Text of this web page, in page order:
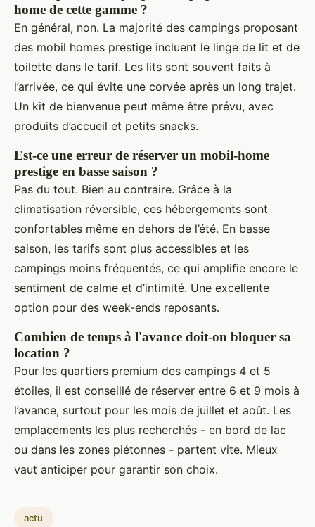
home de cette gamme ?
En général, non. La majorité des campings proposant
des mobil homes prestige incluent le linge de lit et de
toilette dans le tarif. Les lits sont souvent faits à
l’arrivée, ce qui évite une corvée après un long trajet.
Un kit de bienvenue peut même être prévu, avec
produits d’accueil et petits snacks.
Est-ce une erreur de réserver un mobil-home
prestige en basse saison ?
Pas du tout. Bien au contraire. Grâce à la
climatisation réversible, ces hébergements sont
confortables même en dehors de l’été. En basse
saison, les tarifs sont plus accessibles et les
campings moins fréquentés, ce qui amplifie encore le
sentiment de calme et d’intimité. Une excellente
option pour des week-ends reposants.
Combien de temps à l'avance doit-on bloquer sa
location ?
Pour les quartiers premium des campings 4 et 5
étoiles, il est conseillé de réserver entre 6 et 9 mois à
l’avance, surtout pour les mois de juillet et août. Les
emplacements les plus recherchés - en bord de lac
ou dans les zones piétonnes - partent vite. Mieux
vaut anticiper pour garantir son choix.
actu